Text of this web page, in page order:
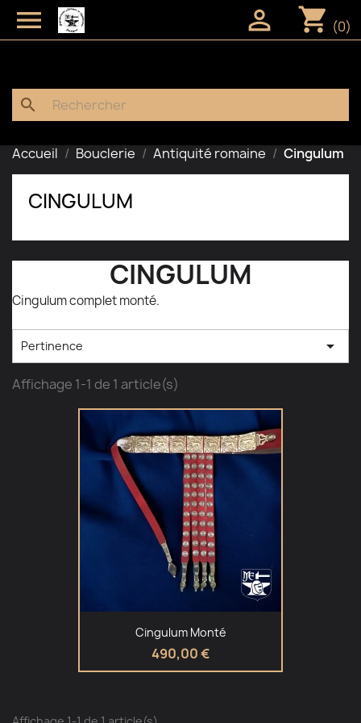
 shopping_cart (0)

search
Accueil Bouclerie Antiquité romaine Cingulum
CINGULUM
CINGULUM
Cingulum complet monté.
Pertinence 
Affichage 1-1 de 1 article(s)
Cingulum Monté
490,00 €